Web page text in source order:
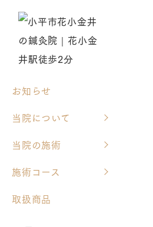
お知らせ
当院について
当院の施術
施術コース
取扱商品